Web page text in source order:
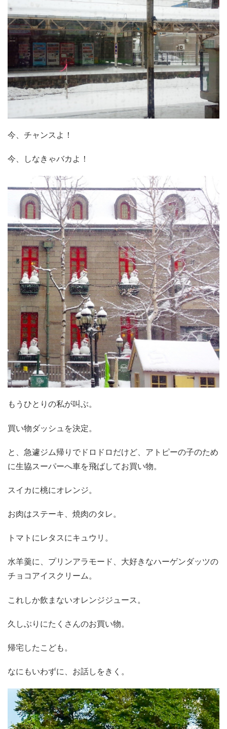
今、チャンスよ！
今、しなきゃバカよ！
もうひとりの私が叫ぶ。
買い物ダッシュを決定。
と、急遽ジム帰りでドロドロだけど、アトピーの子のため
に生協スーパーへ車を飛ばしてお買い物。
スイカに桃にオレンジ。
お肉はステーキ、焼肉のタレ。
トマトにレタスにキュウリ。
水羊羹に、プリンアラモード、大好きなハーゲンダッツの
チョコアイスクリーム。
これしか飲まないオレンジジュース。
久しぶりにたくさんのお買い物。
帰宅したこども。
なにもいわずに、お話しをきく。